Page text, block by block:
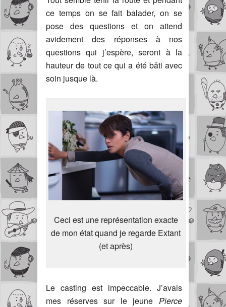
ce temps on se fait balader, on se
pose des questions et on attend
avidement des réponses à nos
questions qui j’espère, seront à la
hauteur de tout ce qui a été bâti avec
soin jusque là.
Ceci est une représentation exacte
de mon état quand je regarde Extant
(et après)
Le casting est impeccable. J’avais
mes réserves sur le jeune Pierce